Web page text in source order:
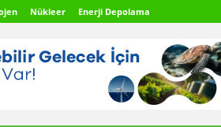
Nükleer Enerji Depolama